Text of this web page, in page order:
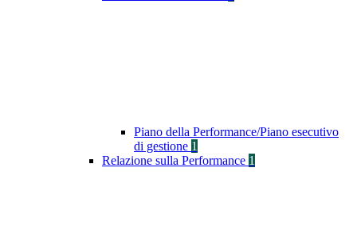
Piano della Performance/Piano esecutivo
di gestione 1
Relazione sulla Performance 1